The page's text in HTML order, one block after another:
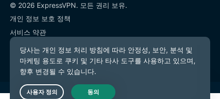
© 2026 ExpressVPN. 모든 권리 보유.
개인 정보 보호 정책
서비스 약관
쿠키 기본 설정